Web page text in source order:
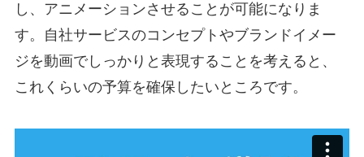
し、アニメーションさせることが可能になりま
す。自社サービスのコンセプトやブランドイメー
ジを動画でしっかりと表現することを考えると、
これくらいの予算を確保したいところです。